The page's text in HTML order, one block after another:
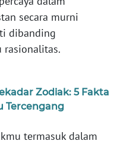
secara murni
dibanding
rasionalitas.
Zodiak: 5 Fakta
Tercengang
termasuk dalam